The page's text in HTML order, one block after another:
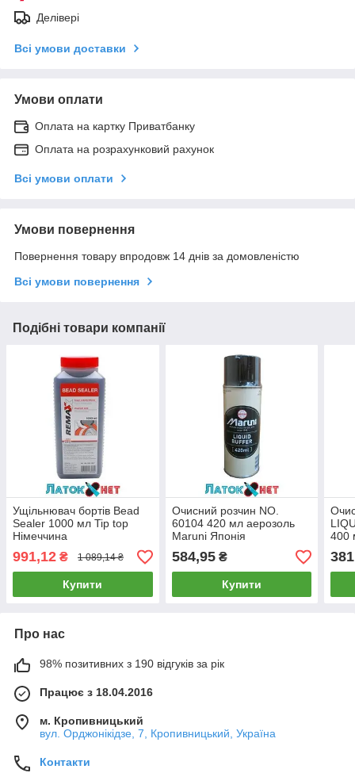
Делівері
Всі умови доставки
Умови оплати
Оплата на картку Приватбанку
Оплата на розрахунковий рахунок
Всі умови оплати
Умови повернення
Повернення товару впродовж 14 днів за домовленістю
Всі умови повернення
Подібні товари компанії
Ущільнювач бортів Bead
Sealer 1000 мл Tip top
Німеччина
991,12 ₴ 1 089,14 ₴
Купити
Очисний розчин NO.
60104 420 мл аерозоль
Maruni Японія
584,95₴
Купити
400
Про нас
98% позитивних з 190 відгуків за рік
Працює з 18.04.2016
м. Кропивницький
вул. Орджонікідзе, 7, Кропивницький, Україна
Контакти